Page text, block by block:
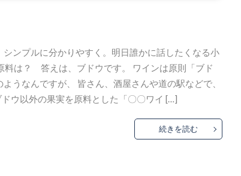
ンプルに分かりやすく。明日誰かに話したくなる小
料は？ 答えは、ブドウです。 ワインは原則「ブド
うなんですが、 皆さん、酒屋さんや道の駅などで、
ウ以外の果実を原料とした「〇〇ワイ […]
続きを読む